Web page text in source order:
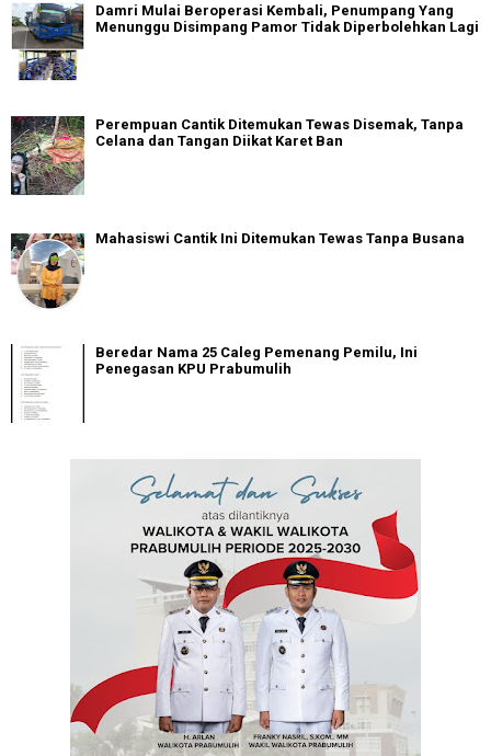
Damri Mulai Beroperasi Kembali, Penumpang Yang
Menunggu Disimpang Pamor Tidak Diperbolehkan Lagi
Perempuan Cantik Ditemukan Tewas Disemak, Tanpa
Celana dan Tangan Diikat Karet Ban
Mahasiswi Cantik Ini Ditemukan Tewas Tanpa Busana
Beredar Nama 25 Caleg Pemenang Pemilu, Ini
Penegasan KPU Prabumulih